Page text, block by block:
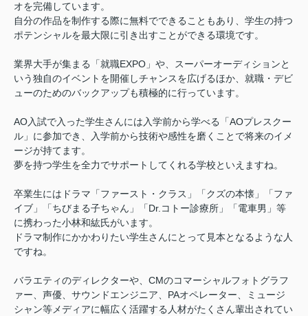
オを完備しています。
自分の作品を制作する際に無料でできることもあり、学生の持つ
ポテンシャルを最大限に引き出すことができる環境です。
業界大手が集まる「就職EXPO」や、スーパーオーディションと
いう独自のイベントを開催しチャンスを広げるほか、就職・デビ
ューのためのバックアップも積極的に行っています。
AO入試で入った学生さんには入学前から学べる「AOプレスクー
ル」に参加でき、入学前から技術や感性を磨くことで将来のイメ
ージが持てます。
夢を持つ学生を全力でサポートしてくれる学校といえますね。
卒業生にはドラマ「ファースト・クラス」「クズの本懐」「ファ
イブ」「ちびまる子ちゃん」「Dr.コトー診療所」「電車男」等
に携わった小林和紘氏がいます。
ドラマ制作にかかわりたい学生さんにとって見本となるような人
ですね。
バラエティのディレクターや、CMのコマーシャルフォトグラフ
ァー、声優、サウンドエンジニア、PAオペレーター、ミュージ
シャン等メディアに幅広く活躍する人材がたくさん輩出されてい